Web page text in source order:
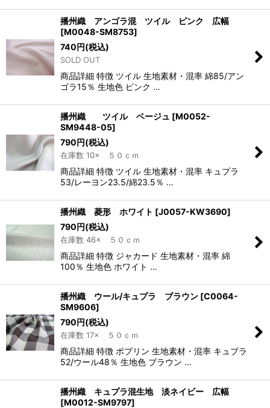
播州織 アンゴラ混 ツイル ピンク 広幅
[M0048-SM8753]
740円(税込)
SOLD OUT
商品詳細 特徴 ツイル 生地素材・混率 綿85/アン
ゴラ15％ 生地色 ピンク …
播州織 ツイル ベージュ [M0052-
SM9448-05]
790円(税込)
在庫数 10× ５０ｃｍ
商品詳細 特徴 ツイル 生地素材・混率 キュプラ
53/レーヨン23.5/綿23.5％ …
播州織 菱形 ホワイト [J0057-KW3690]
790円(税込)
在庫数 46× ５０ｃｍ
商品詳細 特徴 ジャカード 生地素材・混率 綿
100％ 生地色 ホワイト …
播州織 ウール/キュプラ ブラウン [C0064-
SM9606]
790円(税込)
在庫数 17× ５０ｃｍ
商品詳細 特徴 ポプリン 生地素材・混率 キュプラ
52/ウール48％ 生地色 ブラウン …
播州織 キュプラ混生地 淡ネイビー 広幅
[M0012-SM9797]